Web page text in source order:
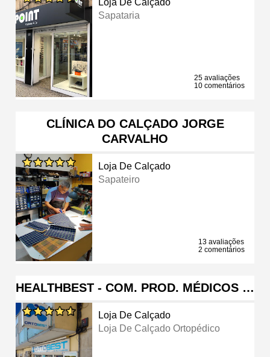
Sapataria
25 avaliações
10 comentários
CLÍNICA DO CALÇADO JORGE
CARVALHO
Loja De Calçado
Sapateiro
13 avaliações
2 comentários
HEALTHBEST - COM. PROD. MÉDICOS …
Loja De Calçado
Loja De Calçado Ortopédico